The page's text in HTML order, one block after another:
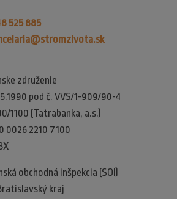
525 885
združenie
pod č. VVS/1-909/90-4
1100 (Tatrabanka, a.s.)
0026 2210 7100
obchodná inšpekcia (SOI)​
kraj​